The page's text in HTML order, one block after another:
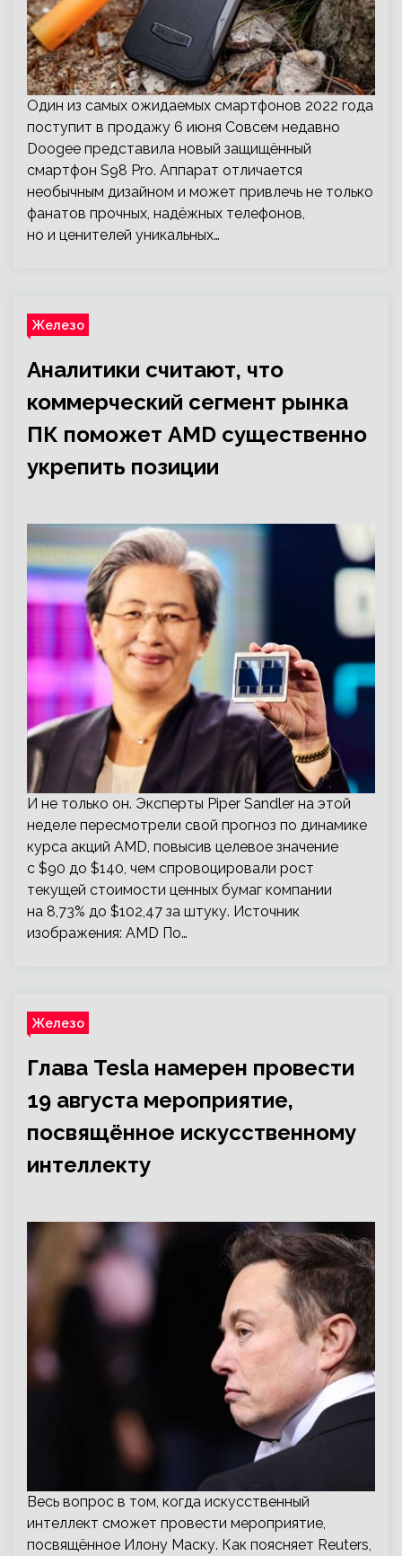
Один из самых ожидаемых смартфонов 2022 года
поступит в продажу 6 июня Совсем недавно
Doogee представила новый защищённый
смартфон S98 Pro. Аппарат отличается
необычным дизайном и может привлечь не только
фанатов прочных, надёжных телефонов,
но и ценителей уникальных…
Железо
Аналитики считают, что
коммерческий сегмент рынка
ПК поможет AMD существенно
укрепить позиции
И не только он. Эксперты Piper Sandler на этой
неделе пересмотрели свой прогноз по динамике
курса акций AMD, повысив целевое значение
с $90 до $140, чем спровоцировали рост
текущей стоимости ценных бумаг компании
на 8,73% до $102,47 за штуку. Источник
изображения: AMD По…
Железо
Глава Tesla намерен провести
19 августа мероприятие,
посвящённое искусственному
интеллекту
Весь вопрос в том, когда искусственный
интеллект сможет провести мероприятие,
посвящённое Илону Маску. Как поясняет Reuters,